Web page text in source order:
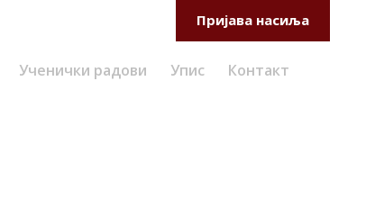
Пријава насиља
Ученички радови Упис Контакт